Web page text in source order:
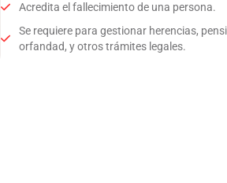
Acredita el fallecimiento de una persona.
Se requiere para gestionar herencias,
orfandad, y otros trámites legales.